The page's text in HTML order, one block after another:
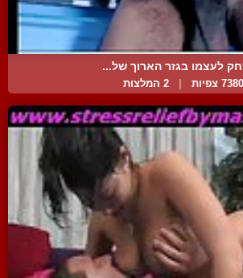
לעצמו בגזר הארוך של...
7380 צפיות 2 המלצות